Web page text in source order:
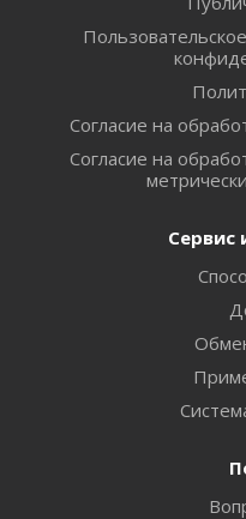
Согласие на
Согласие на
Сервис